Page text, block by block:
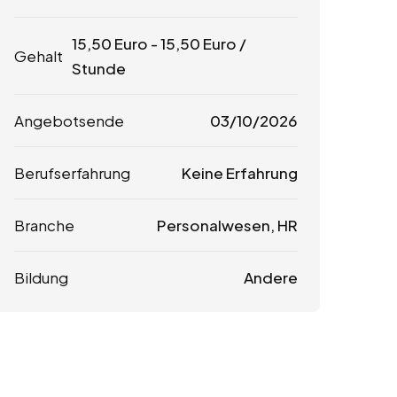
Gehalt
15,50 Euro -15,50 Euro /
Stunde
Angebotsende 03/10/2026
Berufserfahrung Keine Erfahrung
Branche Personalwesen, HR
Bildung Andere